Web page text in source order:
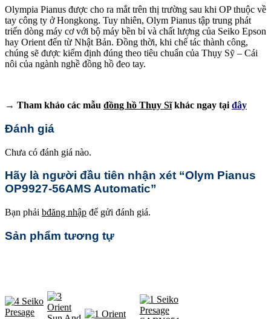
Olympia Pianus được cho ra mắt trên thị trường sau khi OP thuộc về
tay công ty ở Hongkong. Tuy nhiên, Olym Pianus tập trung phát
triển dòng máy cơ với bộ máy bền bỉ và chất lượng của Seiko Epson
hay Orient đến từ Nhật Bản. Đồng thời, khi chế tác thành công,
chúng sẽ được kiểm định đúng theo tiêu chuẩn của Thụy Sỹ – Cái
nôi của ngành nghề đồng hồ đeo tay.
→ Tham khảo các mẫu đồng hồ Thụy Sĩkhác ngay tại đây
Đánh giá
Chưa có đánh giá nào.
Hãy là người đầu tiên nhận xét “Olym Pianus
OP9927-56AMS Automatic”
Bạn phải bđăng nhập để gửi đánh giá.
Sản phẩm tương tự